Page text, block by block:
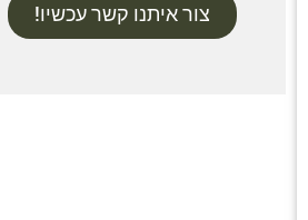
צור איתנו קשר עכשיו!